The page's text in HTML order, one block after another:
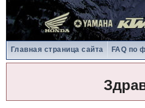
Главная страница сайта FAQ по